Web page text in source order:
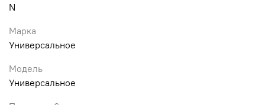
N
Марка
Универсальное
Модель
Универсальное